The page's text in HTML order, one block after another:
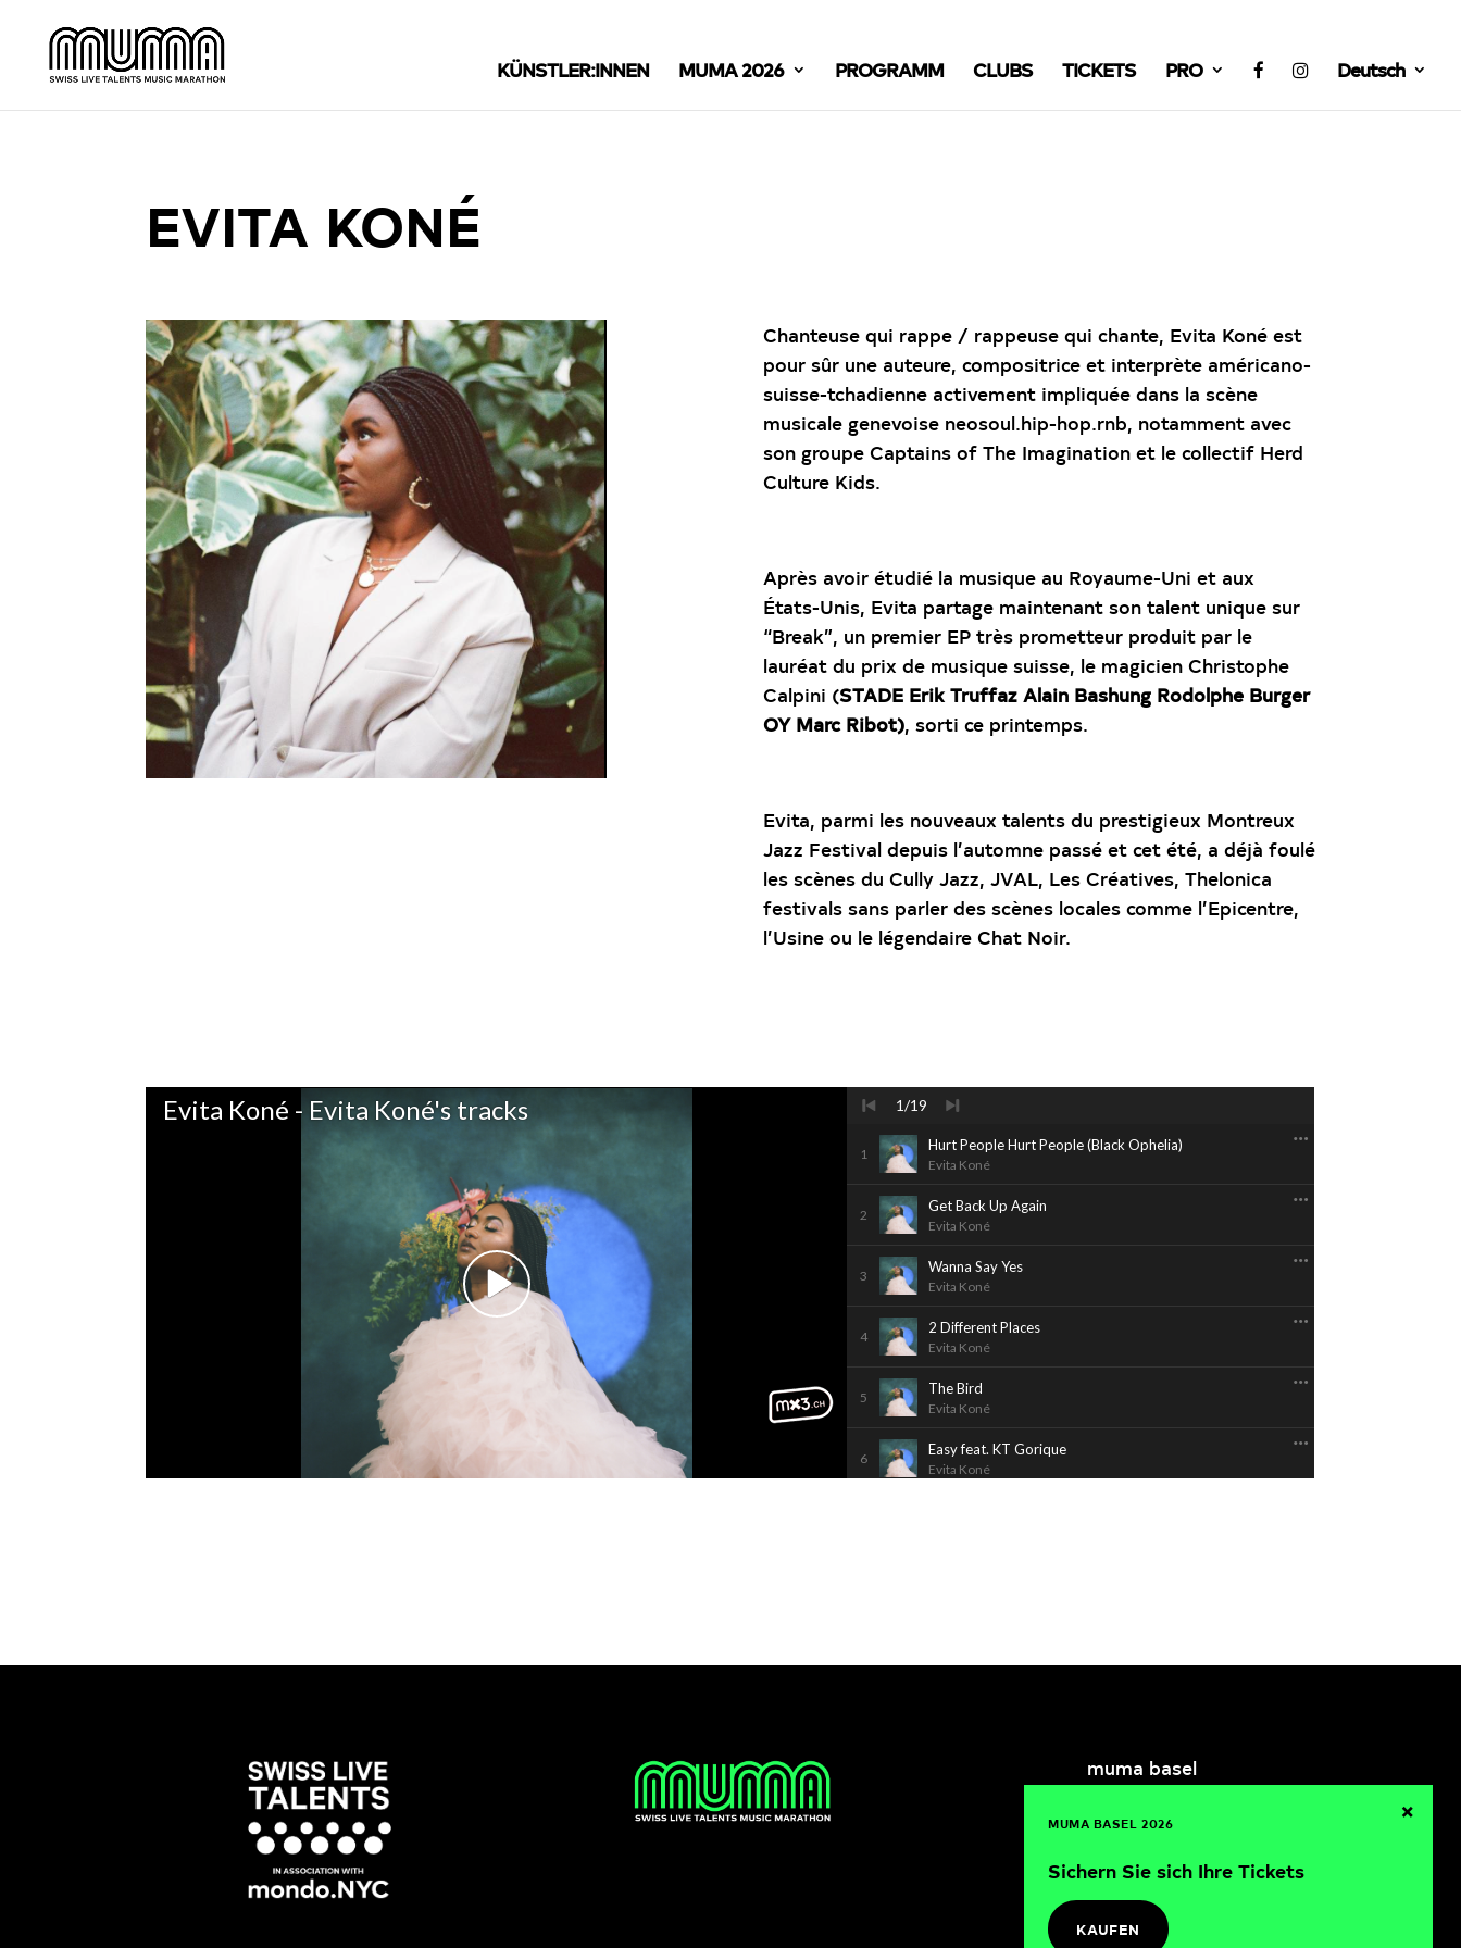
KÜNSTLER:INNEN MUMA 2026 PROGRAMM CLUBS TICKETS PRO Deutsch
EVITA KONÉ
Chanteuse qui rappe / rappeuse qui chante, Evita Koné est
pour sûr une auteure, compositrice et interprète américano-
suisse-tchadienne activement impliquée dans la scène
musicale genevoise neosoul.hip-hop.rnb, notamment avec
son groupe Captains of The Imagination et le collectif Herd
Culture Kids.
Après avoir étudié la musique au Royaume-Uni et aux
États-Unis, Evita partage maintenant son talent unique sur
“Break”, un premier EP très prometteur produit par le
lauréat du prix de musique suisse, le magicien Christophe
Calpini (STADE Erik Truffaz Alain Bashung Rodolphe Burger
OY Marc Ribot), sorti ce printemps.
Evita, parmi les nouveaux talents du prestigieux Montreux
Jazz Festival depuis l’automne passé et cet été, a déjà foulé
les scènes du Cully Jazz, JVAL, Les Créatives, Thelonica
festivals sans parler des scènes locales comme l’Epicentre,
l’Usine ou le légendaire Chat Noir.
muma basel
×
MUMA BASEL 2026
Sichern Sie sich Ihre Tickets
KAUFEN